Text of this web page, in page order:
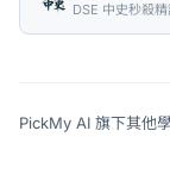
DSE 中史秒殺
PickMy AI 旗下其他